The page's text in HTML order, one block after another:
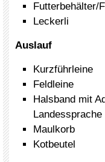
Futterbehälter/
Leckerli
Auslauf
Kurzführleine
Feldleine
Halsband mit
Maulkorb
Kotbeutel